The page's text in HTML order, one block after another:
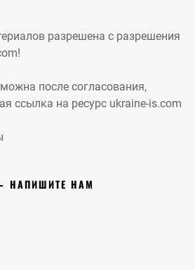
разрешена с разрешения
после согласования,
ссылка на ресурс ukraine-is.com
НАПИШИТЕ НАМ